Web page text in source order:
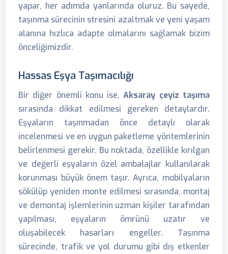
yapar, her adımda yanlarında oluruz. Bu sayede,
taşınma sürecinin stresini azaltmak ve yeni yaşam
alanına hızlıca adapte olmalarını sağlamak bizim
önceliğimizdir.
Hassas Eşya Taşımacılığı
Bir diğer önemli konu ise,Aksaray çeyiz taşıma
sırasında dikkat edilmesi gereken detaylardır.
Eşyaların taşınmadan önce detaylı olarak
incelenmesi ve en uygun paketleme yöntemlerinin
belirlenmesi gerekir. Bu noktada, özellikle kırılgan
ve değerli eşyaların özel ambalajlar kullanılarak
korunması büyük önem taşır. Ayrıca, mobilyaların
sökülüp yeniden monte edilmesi sırasında, montaj
ve demontaj işlemlerinin uzman kişiler tarafından
yapılması, eşyaların ömrünü uzatır ve
oluşabilecek hasarları engeller. Taşınma
sürecinde, trafik ve yol durumu gibi dış etkenler